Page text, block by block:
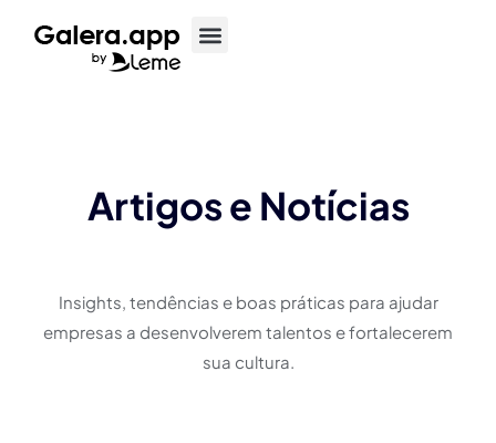
Artigos e Notícias
Insights, tendências e boas práticas para ajudar
empresas a desenvolverem talentos e fortalecerem
sua cultura.